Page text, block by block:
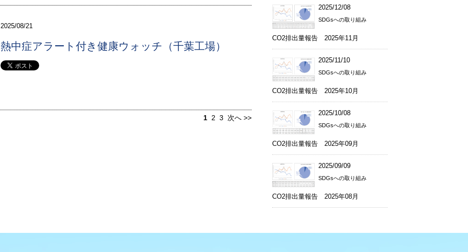
2025/08/21
熱中症アラート付き健康ウォッチ（千葉工場）
1 2 3 次へ >>
2025/12/08
SDGsへの取り組み
CO2排出量報告 2025年11月
2025/11/10
SDGsへの取り組み
CO2排出量報告 2025年10月
2025/10/08
SDGsへの取り組み
CO2排出量報告 2025年09月
2025/09/09
SDGsへの取り組み
CO2排出量報告 2025年08月